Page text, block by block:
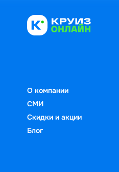
О компании
СМИ
Скидки и акции
Блог